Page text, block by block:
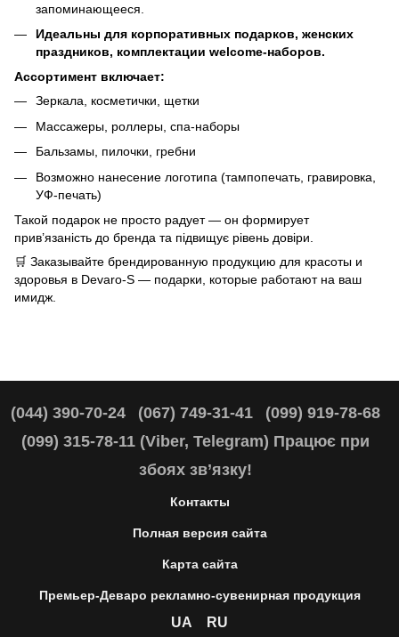
запоминающееся.
Идеальны для корпоративных подарков, женских
праздников, комплектации welcome-наборов.
Ассортимент включает:
Зеркала, косметички, щетки
Массажеры, роллеры, спа-наборы
Бальзамы, пилочки, гребни
Возможно нанесение логотипа (тампопечать, гравировка,
УФ-печать)
Такой подарок не просто радует — он формирует
прив’язаність до бренда та підвищує рівень довіри.
🛒 Заказывайте брендированную продукцию для красоты и
здоровья в Devaro-S — подарки, которые работают на ваш
имидж.
(044) 390-70-24 (067) 749-31-41
(099) 919-78-68
(099) 315-78-11 (Viber, Telegram) Працює при
збоях зв’язку!
Контакты
Полная версия сайта
Карта сайта
Премьер-Деваро рекламно-сувенирная продукция
UA RU